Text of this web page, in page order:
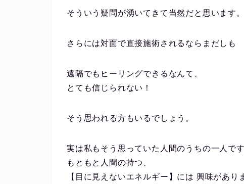
そういう疑問が湧いてきて当然だと思います。
さらには対面で直接施術されるならまだしも
遠隔でもヒーリングできるなんて、
とても信じられない！
そう思われる方もいるでしょう。
実は私もそう思っていた⼈間のうちの⼀⼈です
もともと⼈間の持つ、
【目に見えないエネルギー】には 興味があり